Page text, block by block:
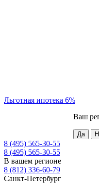
Льготная ипотека 6%
Ваш
8 (495) 565-30-55
8 (495) 565-30-55
В вашем регионе
8 (812) 336-60-79
Санкт-Петербург